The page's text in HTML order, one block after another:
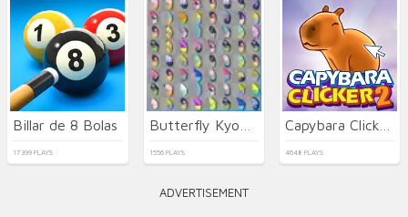
Billar de 8 Bolas
17399 PLAYS 1556 PLAYS
Capybara Clicker 2
4648 PLAYS
ADVERTISEMENT